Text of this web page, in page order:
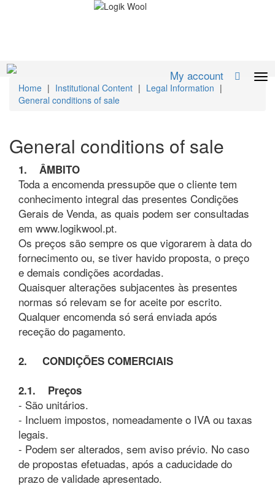
My account
Home | Institutional Content | Legal Information |
General conditions of sale
General conditions of sale
1. ÂMBITO
Toda a encomenda pressupõe que o cliente tem
conhecimento integral das presentes Condições
Gerais de Venda, as quais podem ser consultadas
em www.logikwool.pt.
Os preços são sempre os que vigorarem à data do
fornecimento ou, se tiver havido proposta, o preço
e demais condições acordadas.
Quaisquer alterações subjacentes às presentes
normas só relevam se for aceite por escrito.
Qualquer encomenda só será enviada após
receção do pagamento.
2. CONDIÇÕES COMERCIAIS
2.1. Preços
- São unitários.
- Incluem impostos, nomeadamente o IVA ou taxas
legais.
- Podem ser alterados, sem aviso prévio. No caso
de propostas efetuadas, após a caducidade do
prazo de validade apresentado.